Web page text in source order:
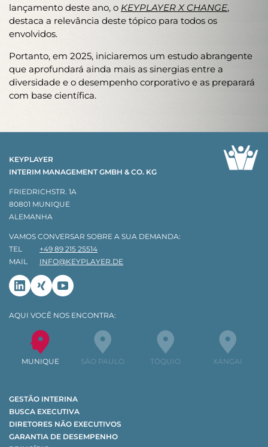
lançamento deste ano, o KEYPLAYER X CHANGE,
destaca a relevância deste tópico para todos os
envolvidos.
Portanto, em 2025, iniciaremos um estudo abrangente
que aprofundará ainda mais as sinergias entre a
diversidade e o desempenho corporativo e as preparará
com base científica.
KEYPLAYER
INTERIM MANAGEMENT GMBH & CO. KG
FRIEDRICHSTR. 1A
80801 MUNIQUE
ALEMANHA
VAMOS CONVERSAR SOBRE A SUA DEMANDA:
TEL
+49 89 215 25514
MAIL
INFO@KEYPLAYER.DE
Linkedin
Xing Youtube
AQUI VOCÊ NOS ENCONTRA:
MUNIQUE SÃO PAULO TÓQUIO XANGAI
GESTÃO INTERINA
BUSCA EXECUTIVA
DIRETORES NÃO EXECUTIVOS
GARANTIA DE DESEMPENHO